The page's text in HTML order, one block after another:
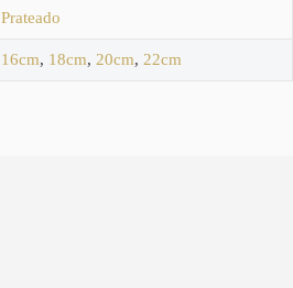
Prateado
16cm, 18cm, 20cm, 22cm